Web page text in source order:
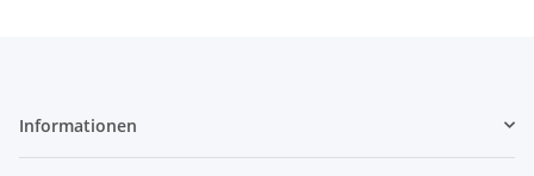
Informationen